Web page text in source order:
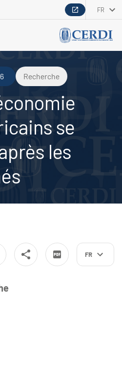
FR
Recherche
se
les
FR